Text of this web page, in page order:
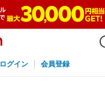
ログイン 会員登録